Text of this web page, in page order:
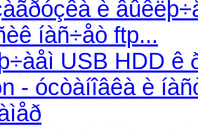
è
íàñ÷åò ftp...
USB HDD ê
- ócòàíîâêà è